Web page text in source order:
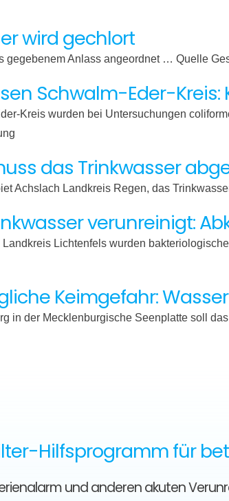
wird gechlort
gegebenem Anlass angeordnet … Quelle
Schwalm-Eder-Kreis:
Kreis wurden bei Untersuchungen
das Trinkwasser
Achslach Landkreis Regen, das
verunreinigt:
Lichtenfels wurden
Keimgefahr:
in der Mecklenburgische Seenplatte soll
Hilfsprogramm für
und anderen akuten